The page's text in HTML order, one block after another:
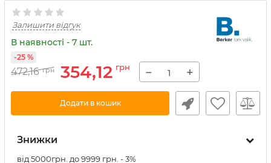
Залишити відгук
В наявності - 7 шт.
472,16 грн 354,12 грн
-25 %
− +
Додати в кошик
Знижки
від 5000грн. до 9999 грн. - 3%